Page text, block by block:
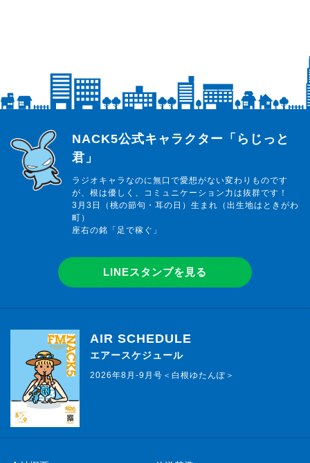
らじっと君
NACK5公式キャラクター「らじっと
君」
ラジオキャラなのに無口で愛想がない変わりものです
が、根は優しく、コミュニケーション力は抜群です！
3月3日（桃の節句・耳の日）生まれ（出生地はときがわ
町）
座右の銘「足で稼ぐ」
LINEスタンプを見る
AIR SCHEDULE
エアースケジュール
2026年8月-9月号＜白根ゆたんぽ＞